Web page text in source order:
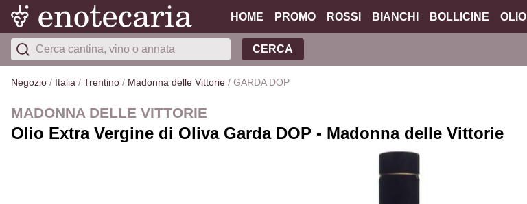
HOME PROMO ROSSI BIANCHI BOLLICINE OLIO
CERCA
Negozio / Italia / Trentino / Madonna delle Vittorie / GARDA DOP
MADONNA DELLE VITTORIE
Olio Extra Vergine di Oliva Garda DOP - Madonna delle Vittorie